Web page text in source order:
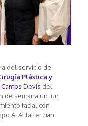
del servicio de
Plástica y
Devis del
de semana un un
facial con
A. Al taller han